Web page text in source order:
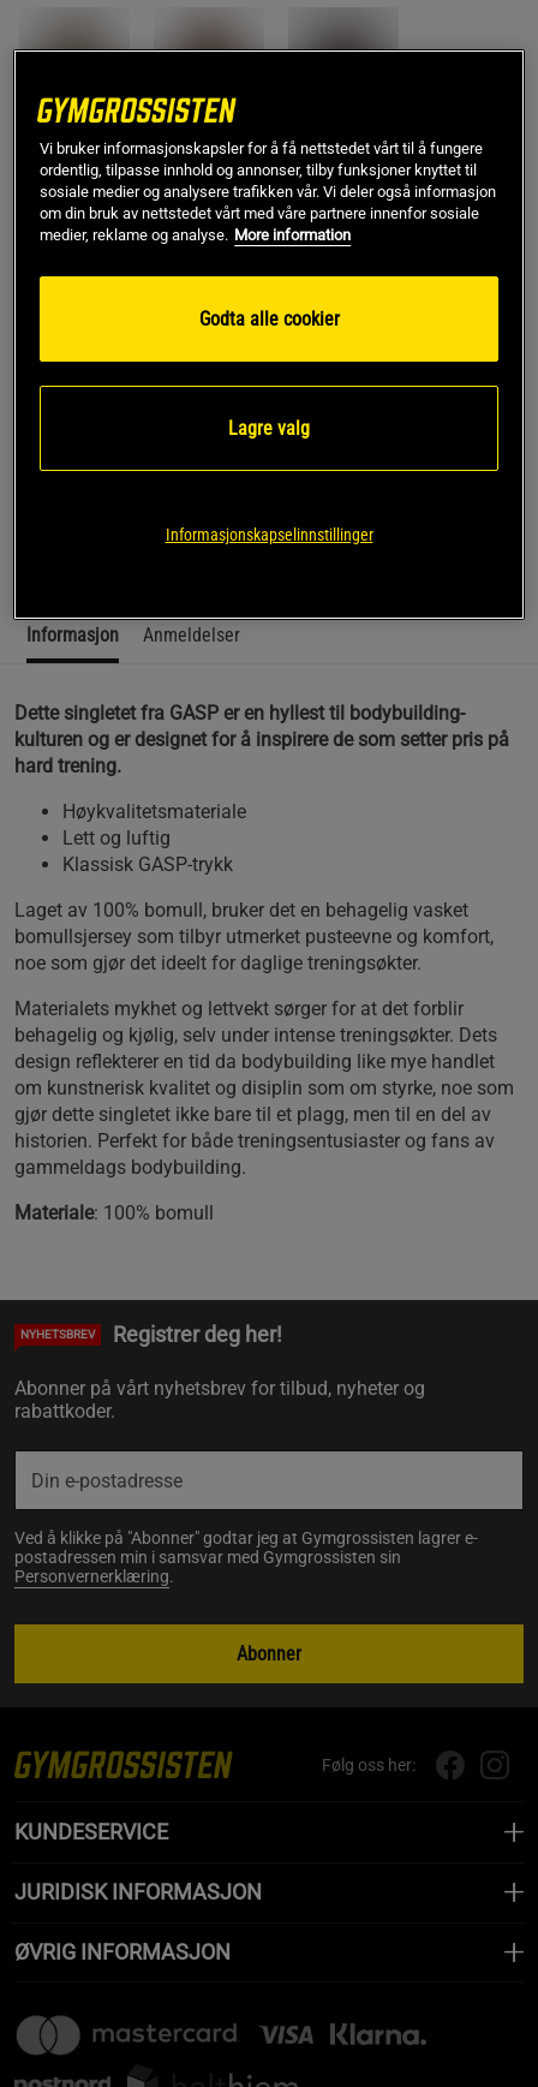
S
Kjøp
kulturen og er designet for å inspirere de som setter pris på
Informasjon Anmeldelser
Dette singletet fra GASP er en hyllest til bodybuilding-
kulturen og er designet for å inspirere de som setter pris på
hard trening.
Høykvalitetsmateriale
Lett og luftig
Klassisk GASP-trykk
Laget av 100% bomull, bruker det en behagelig vasket
bomullsjersey som tilbyr utmerket pusteevne og komfort,
noe som gjør det ideelt for daglige treningsøkter.
Materialets mykhet og lettvekt sørger for at det forblir
behagelig og kjølig, selv under intense treningsøkter. Dets
design reflekterer en tid da bodybuilding like mye handlet
om kunstnerisk kvalitet og disiplin som om styrke, noe som
gjør dette singletet ikke bare til et plagg, men til en del av
historien. Perfekt for både treningsentusiaster og fans av
gammeldags bodybuilding.
Materiale: 100% bomull
NYHETSBREV Registrer deg her!
Abonner på vårt nyhetsbrev for tilbud, nyheter og
rabattkoder.
Ved å klikke på "Abonner" godtar jeg at Gymgrossisten lagrer e-
postadressen min i samsvar med Gymgrossisten sin
Personvernerklæring.
Abonner
Følg oss her:
KUNDESERVICE
JURIDISK INFORMASJON
ØVRIG INFORMASJON
Vi bruker informasjonskapsler for å få nettstedet vårt til å fungere
ordentlig, tilpasse innhold og annonser, tilby funksjoner knyttet til
sosiale medier og analysere trafikken vår. Vi deler også informasjon
om din bruk av nettstedet vårt med våre partnere innenfor sosiale
medier, reklame og analyse. More information
Godta alle cookier
Lagre valg
Informasjonskapselinnstillinger